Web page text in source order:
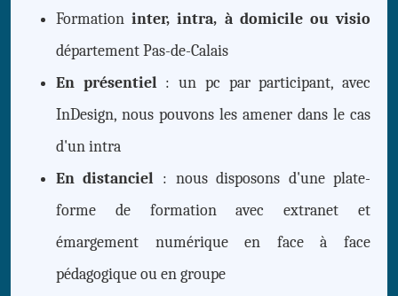
Formationinter, intra, à domicile ou visio
département Pas-de-Calais
En présentiel: un pc par participant, avec
InDesign, nous pouvons les amener dans le cas
d'un intra
En distanciel : nous disposons d'une plate-
forme de formation avec extranet et
émargement numérique en face à face
pédagogique ou en groupe